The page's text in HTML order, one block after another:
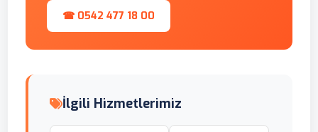
☎ 0542 477 18 00
İlgili Hizmetlerimiz